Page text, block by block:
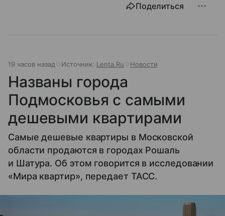
Поделиться
19 часов назад Источник: Lenta.Ru Новости
Названы города
Подмосковья с самыми
дешевыми квартирами
Самые дешевые квартиры в Московской
области продаются в городах Рошаль
и Шатура. Об этом говорится в исследовании
«Мира квартир», передает ТАСС.